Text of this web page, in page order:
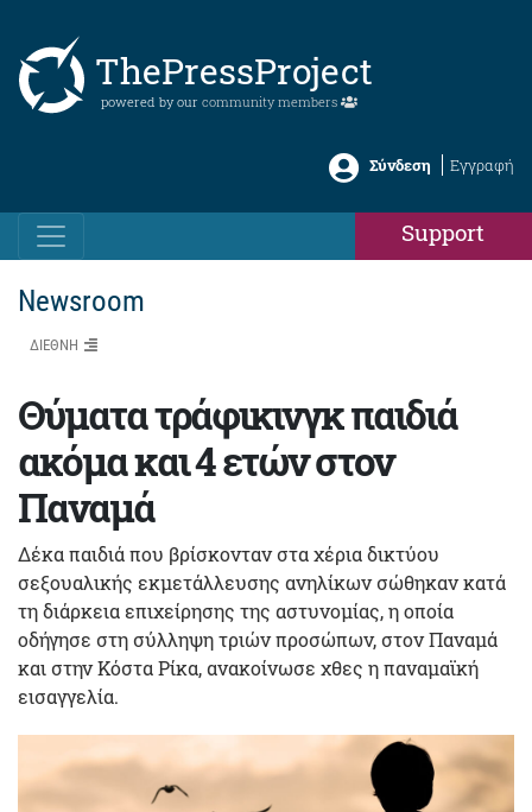
ThePressProject
powered by our community members
Σύνδεση Εγγραφή
Support
Newsroom
ΔΙΕΘΝΗ
Θύματα τράφικινγκ παιδιά
ακόμα και 4 ετών στον
Παναμά
Δέκα παιδιά που βρίσκονταν στα χέρια δικτύου
σεξουαλικής εκμετάλλευσης ανηλίκων σώθηκαν κατά
τη διάρκεια επιχείρησης της αστυνομίας, η οποία
οδήγησε στη σύλληψη τριών προσώπων, στον Παναμά
και στην Κόστα Ρίκα, ανακοίνωσε χθες η παναμαϊκή
εισαγγελία.